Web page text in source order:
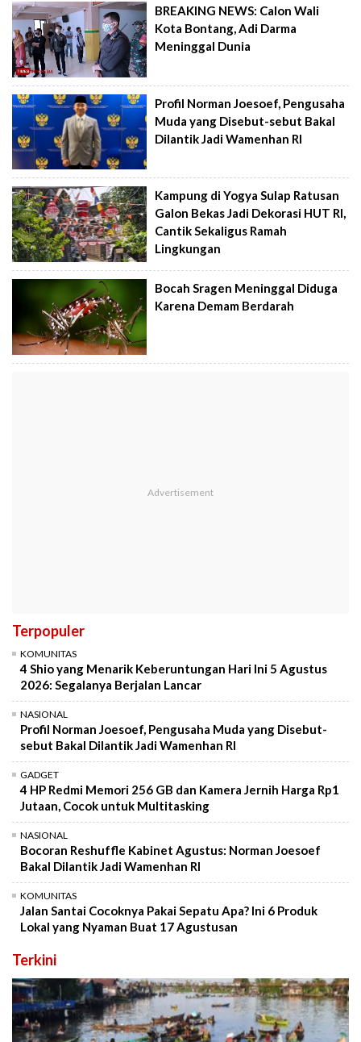
BREAKING NEWS: Calon Wali
Kota Bontang, Adi Darma
Meninggal Dunia
Profil Norman Joesoef, Pengusaha
Muda yang Disebut-sebut Bakal
Dilantik Jadi Wamenhan RI
Kampung di Yogya Sulap Ratusan
Galon Bekas Jadi Dekorasi HUT RI,
Cantik Sekaligus Ramah
Lingkungan
Bocah Sragen Meninggal Diduga
Karena Demam Berdarah
Terpopuler
KOMUNITAS
4 Shio yang Menarik Keberuntungan Hari Ini 5 Agustus
2026: Segalanya Berjalan Lancar
NASIONAL
Profil Norman Joesoef, Pengusaha Muda yang Disebut-
sebut Bakal Dilantik Jadi Wamenhan RI
GADGET
4 HP Redmi Memori 256 GB dan Kamera Jernih Harga Rp1
Jutaan, Cocok untuk Multitasking
NASIONAL
Bocoran Reshuffle Kabinet Agustus: Norman Joesoef
Bakal Dilantik Jadi Wamenhan RI
KOMUNITAS
Jalan Santai Cocoknya Pakai Sepatu Apa? Ini 6 Produk
Lokal yang Nyaman Buat 17 Agustusan
Terkini